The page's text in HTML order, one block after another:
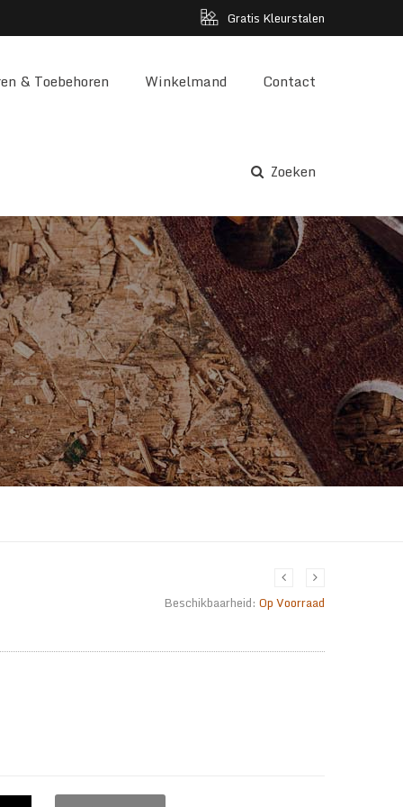
Gratis Kleurstalen
& Toebehoren Winkelmand Contact
Zoeken
Beschikbaarheid: Op Voorraad